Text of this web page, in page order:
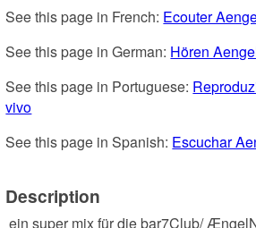
See this page in French: Ecouter
See this page in German: Hören
See this page in Portuguese:
vivo
See this page in Spanish: Escuchar
Description
ein super mix für die bar7Club/ ÆngelNight um auch